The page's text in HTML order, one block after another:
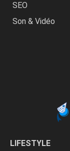
SEO
Son & Vidéo
LIFESTYLE